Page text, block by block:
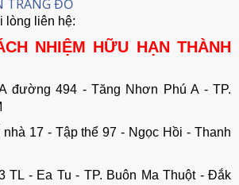
TRẮNG ĐỎ
lòng liên hệ:
NHIỆM HỮU HẠN THÀNH
đường 494 - Tăng Nhơn Phú A - TP.
17 - Tập thể 97 - Ngọc Hồi - Thanh
TL - Ea Tu - TP. Buôn Ma Thuột - Đắk